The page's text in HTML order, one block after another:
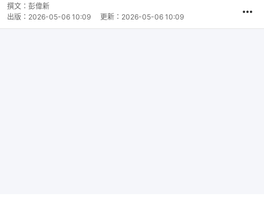
撰文： 彭偉新
出版： 2026-05-06 10:09 更新： 2026-05-06 10:09